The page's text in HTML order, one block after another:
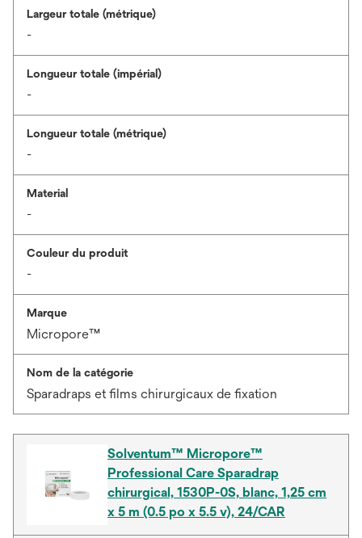
Largeur totale (métrique)
-
Longueur totale (impérial)
-
Longueur totale (métrique)
-
Material
-
Couleur du produit
-
Marque
Micropore™
Nom de la catégorie
Sparadraps et films chirurgicaux de fixation
Solventum™ Micropore™
Professional Care Sparadrap
chirurgical, 1530P-0S, blanc, 1,25 cm
x 5 m (0.5 po x 5.5 v), 24/CAR